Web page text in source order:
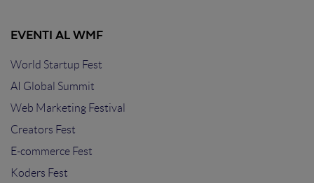
EVENTI AL WMF
World Startup Fest
AI Global Summit
Web Marketing Festival
Creators Fest
E-commerce Fest
Koders Fest